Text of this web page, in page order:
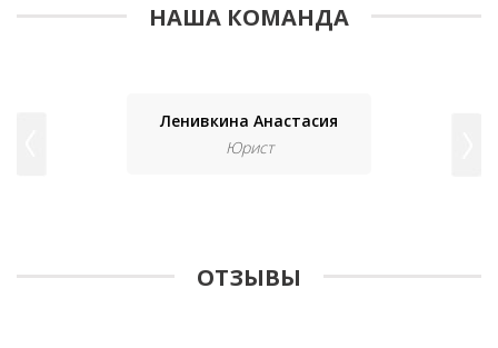
НАША КОМАНДА
Ленивкина Анастасия
Юрист
ОТЗЫВЫ